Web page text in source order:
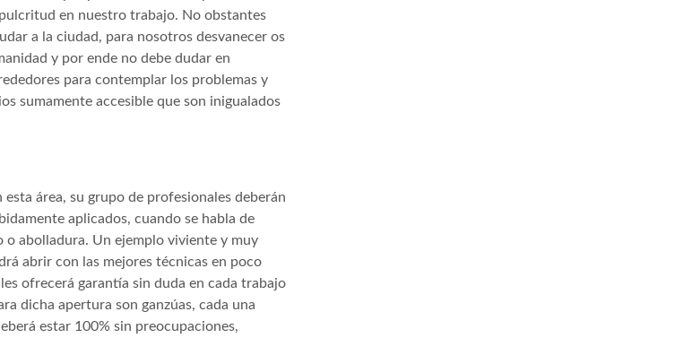
en nuestro trabajo. No obstantes
a la ciudad, para nosotros desvanecer os
y por ende no debe dudar en
para contemplar los problemas y
sumamente accesible que son inigualados
área, su grupo de profesionales deberán
aplicados, cuando se habla de
abolladura. Un ejemplo viviente y muy
abrir con las mejores técnicas en poco
ofrecerá garantía sin duda en cada trabajo
dicha apertura son ganzúas, cada una
estar 100% sin preocupaciones,